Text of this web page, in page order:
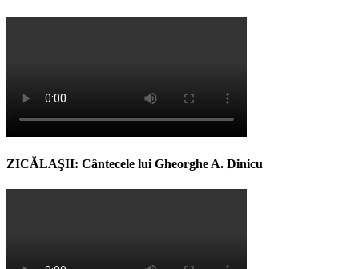
ZICĂLAŞII: Cântecele lui Gheorghe A. Dinicu